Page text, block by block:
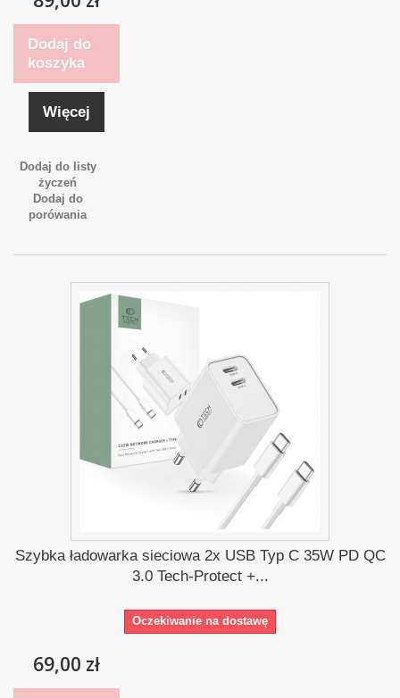
Dodaj do
koszyka
Więcej
Dodaj do listy
życzeń
Dodaj do
porówania
Szybka ładowarka sieciowa 2x USB Typ C 35W PD QC
3.0 Tech-Protect +...
Oczekiwanie na dostawę
69,00 zł